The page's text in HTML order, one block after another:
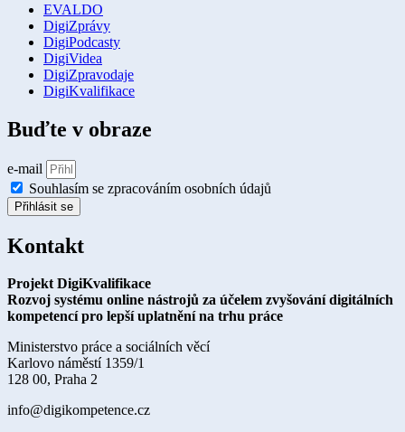
EVALDO
DigiZprávy
DigiPodcasty
DigiVidea
DigiZpravodaje
DigiKvalifikace
Buďte v obraze
e-mail
Souhlasím se zpracováním osobních údajů
Přihlásit se
Kontakt
Projekt DigiKvalifikace
Rozvoj systému online nástrojů za účelem zvyšování digitálních
kompetencí pro lepší uplatnění na trhu práce
Ministerstvo práce a sociálních věcí
Karlovo náměstí 1359/1
128 00, Praha 2
info@digikompetence.cz